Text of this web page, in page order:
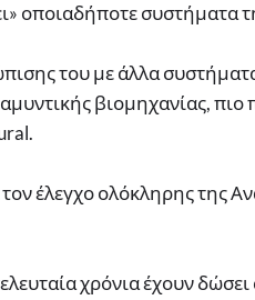
οποιαδήποτε συστήματα
του με άλλα
βιομηχανίας, πιο
τον έλεγχο ολόκληρης της
χρόνια έχουν